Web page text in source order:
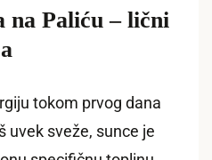
na Paliću – lični
tokom prvog dana
uvek sveže, sunce je